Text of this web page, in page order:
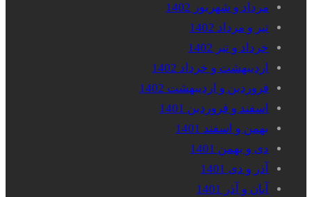
مرداد و شهریور 1402
تیر و مرداد 1402
خرداد و تیر 1402
اردیبهشت و خرداد 1402
فروردین و اردیبهشت 1402
اسفند و فروردین 1401
بهمن و اسفند 1401
دی و بهمن 1401
آذر و دی 1401
آبان و آذر 1401